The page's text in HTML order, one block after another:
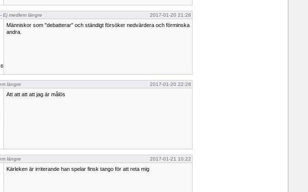
- Ej medlem längre 2017-01-20 21:28
Människor som "debatterar" och ständigt försöker nedvärdera och förminska
andra.
längre 2017-01-20 22:28
Att att att att jag är målös
längre 2017-01-21 10:22
Kärleken är irriterande han spelar finsk tango för att reta mig